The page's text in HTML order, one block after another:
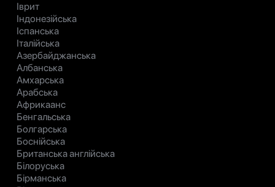
Іврит
Індонезійська
Іспанська
Італійська
Азербайджанська
Албанська
Амхарська
Арабська
Африкаанс
Бенгальська
Болгарська
Боснійська
Британська англійська
Білоруська
Бірманська